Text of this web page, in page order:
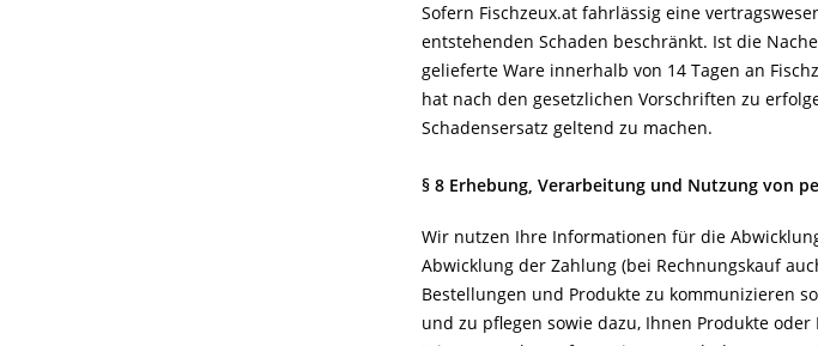
Sofern Fischzeux.at fahrlässig eine
entstehenden Schaden beschränkt. Ist die
gelieferte Ware innerhalb von 14 Tagen an
hat nach den gesetzlichen Vorschriften zu
Schadensersatz geltend zu machen.
§ 8 Erhebung, Verarbeitung und Nutzung von
Wir nutzen Ihre Informationen für die
Abwicklung der Zahlung (bei Rechnungskauf
Bestellungen und Produkte zu kommunizieren
und zu pflegen sowie dazu, Ihnen Produkte